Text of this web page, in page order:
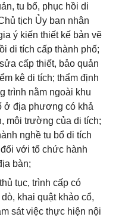
tu bổ, phục hồi di
tịch Ủy ban nhân
ý kiến thiết kế bản vẽ
di tích cấp thành phố;
cấp thiết, bảo quản
kê di tích; thẩm định
trình nằm ngoài khu
ở địa phương có khả
môi trường của di tích;
nghề tu bổ di tích
với tổ chức hành
bàn;
tục, trình cấp có
khai quật khảo cổ,
sát việc thực hiện nội